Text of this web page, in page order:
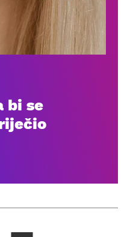
bi se